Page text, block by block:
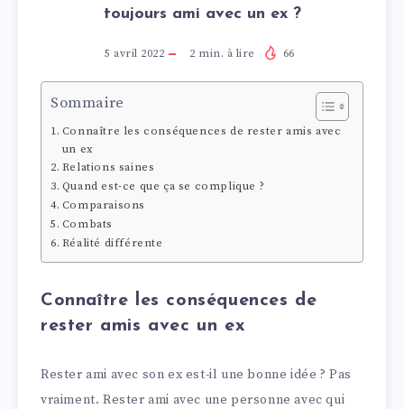
toujours ami avec un ex ?
5 avril 2022 2 min. à lire 66
Sommaire
Connaître les conséquences de rester amis avec
un ex
Relations saines
Quand est-ce que ça se complique ?
Comparaisons
Combats
Réalité différente
Connaître les conséquences de
rester amis avec un ex
Rester ami avec son ex est-il une bonne idée ? Pas
vraiment. Rester ami avec une personne avec qui